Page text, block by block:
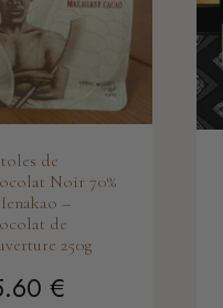
de
Noir 70%
–
de
250g
€